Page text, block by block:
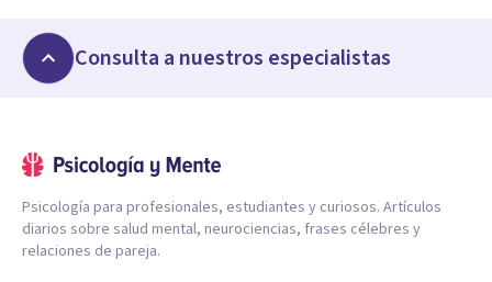
Consulta a nuestros especialistas
Psicología para profesionales, estudiantes y curiosos. Artículos
diarios sobre salud mental, neurociencias, frases célebres y
relaciones de pareja.